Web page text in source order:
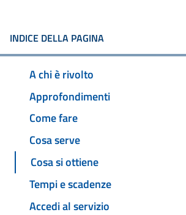
INDICE DELLA PAGINA
A chi è rivolto
Approfondimenti
Come fare
Cosa serve
Cosa si ottiene
Tempi e scadenze
Accedi al servizio